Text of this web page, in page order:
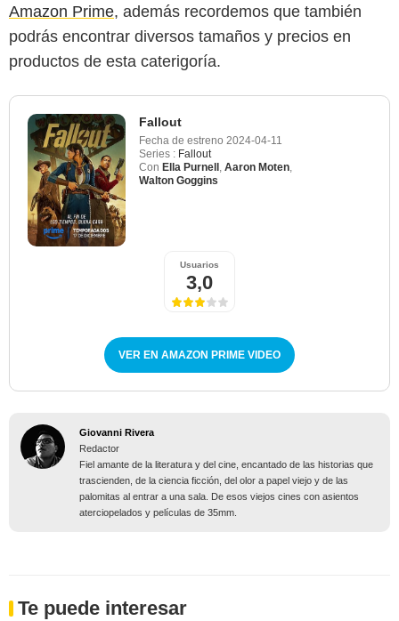
Amazon Prime, además recordemos que también
podrás encontrar diversos tamaños y precios en
productos de esta caterigoría.
Fallout
Fecha de estreno 2024-04-11
Series : Fallout
Con Ella Purnell , Aaron Moten,
Walton Goggins
Usuarios
3,0
VER EN AMAZON PRIME VIDEO
Giovanni Rivera
Redactor
Fiel amante de la literatura y del cine, encantado de las historias que
trascienden, de la ciencia ficción, del olor a papel viejo y de las
palomitas al entrar a una sala. De esos viejos cines con asientos
aterciopelados y películas de 35mm.
Te puede interesar